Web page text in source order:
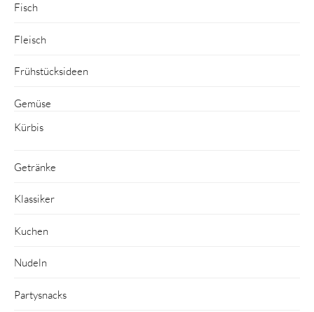
Fisch
Fleisch
Frühstücksideen
Gemüse
Kürbis
Getränke
Klassiker
Kuchen
Nudeln
Partysnacks